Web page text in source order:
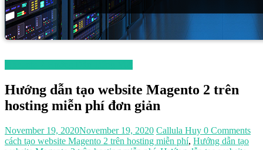
Hướng dẫn tạo website Magento 2 trên
hosting miễn phí đơn giản
November 19, 2020November 19, 2020 Callula Huy 0 Comments
cách tạo website Magento 2 trên hosting miễn phí, Hướng dẫn tạo